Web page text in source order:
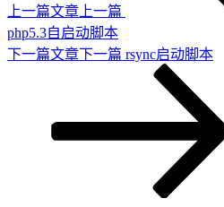
上一篇文章 上一篇
php5.3自启动脚本
下一篇文章下一篇 rsync启动脚本